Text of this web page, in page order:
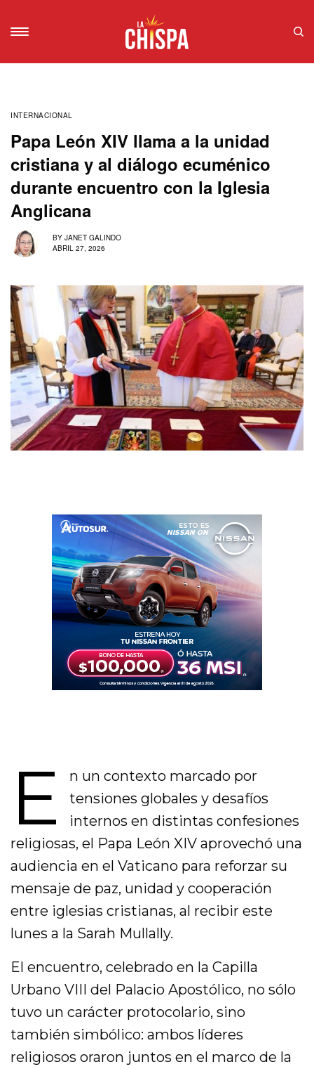
INTERNACIONAL
Papa León XIV llama a la unidad
cristiana y al diálogo ecuménico
durante encuentro con la Iglesia
Anglicana
BY JANET GALINDO
ABRIL 27, 2026
E
n un contexto marcado por
tensiones globales y desafíos
internos en distintas confesiones
religiosas, el Papa León XIV aprovechó una
audiencia en el Vaticano para reforzar su
mensaje de paz, unidad y cooperación
entre iglesias cristianas, al recibir este
lunes a la Sarah Mullally.
El encuentro, celebrado en la Capilla
Urbano VIII del Palacio Apostólico, no sólo
tuvo un carácter protocolario, sino
también simbólico: ambos líderes
religiosos oraron juntos en el marco de la